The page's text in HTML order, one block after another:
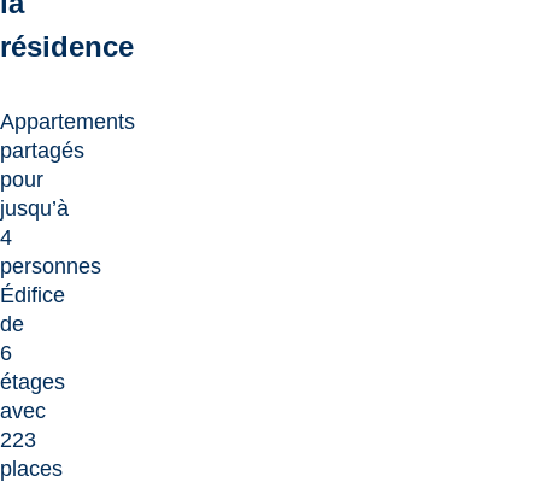
résidence
Appartements
partagés
pour
jusqu’à
4
personnes
Édifice
de
6
étages
avec
223
places